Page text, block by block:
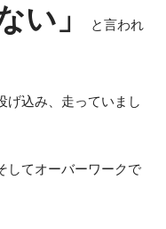
い」 と言われ
げ込み、走っていまし
してオーバーワークで